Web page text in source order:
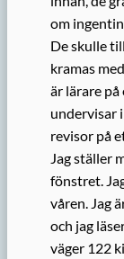
om
De skulle
kramas
är lärare på
undervisar
revisor på
Jag ställer
fönstret.
våren. Jag
och jag
väger 122